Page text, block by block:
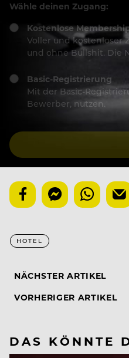
Wähle deinen Zugang:
Kostenlose
Voller und kostenloser
und ohne Bullshit. Die
Basic-Registrierung
Mit der Basic-
Bewerber, nutzen.
HOTEL
NÄCHSTER ARTIKEL
VORHERIGER ARTIKEL
DAS KÖNNTE